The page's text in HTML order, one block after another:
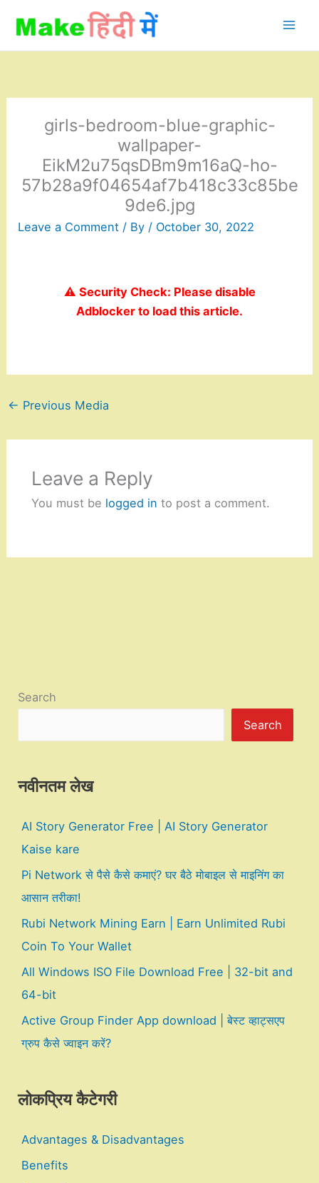
content
girls-bedroom-blue-graphic-
wallpaper-
EikM2u75qsDBm9m16aQ-ho-
57b28a9f04654af7b418c33c85be
9de6.jpg
Leave a Comment / By / October 30, 2022
⚠️ Security Check: Please disable
Adblocker to load this article.
← Previous Media
Leave a Reply
You must be logged in to post a comment.
Search
Search
नवीनतम लेख
AI Story Generator Free | AI Story Generator
Kaise kare
Pi Network से पैसे कैसे कमाएं? घर बैठे मोबाइल से माइनिंग का
आसान तरीका!
Rubi Network Mining Earn | Earn Unlimited Rubi
Coin To Your Wallet
All Windows ISO File Download Free | 32-bit and
64-bit
Active Group Finder App download | बेस्ट व्हाट्सएप
ग्रुप कैसे ज्वाइन करें?
लोकप्रिय कैटेगरी
Advantages & Disadvantages
Benefits